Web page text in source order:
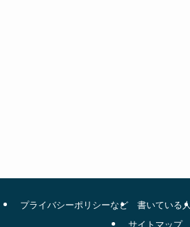
プライバシーポリシーなど 書いている人
サイトマップ